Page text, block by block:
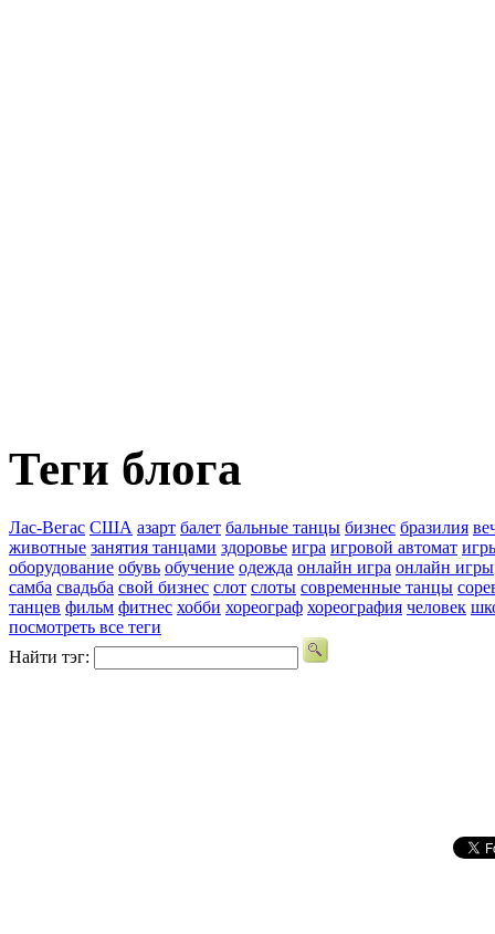
Теги блога
Лас-Вегас США азарт балет бальные танцы бизнес бразилия
животные занятия танцами здоровье игра игровой автомат
оборудование обувь обучение одежда онлайн игра онлайн игры
самба свадьба свой бизнес слот слоты современные танцы
танцев фильм фитнес хобби хореограф хореография человек
посмотреть все теги
Найти тэг: